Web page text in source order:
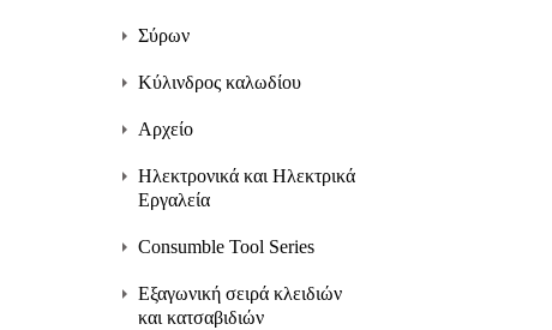
Σύρων
Κύλινδρος καλωδίου
Αρχείο
Ηλεκτρονικά και Ηλεκτρικά
Εργαλεία
Consumble Tool Series
Εξαγωνική σειρά κλειδιών
και κατσαβιδιών